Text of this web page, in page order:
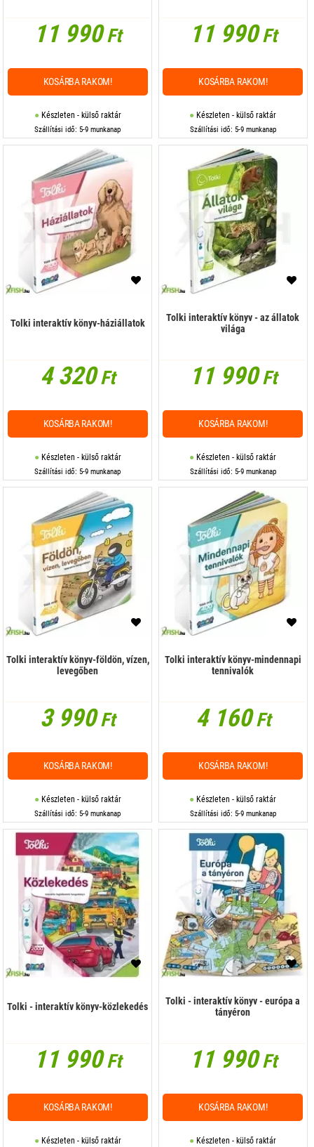
11 990Ft
Készleten - külső raktár
Szállítási idő: 5-9 munkanap
KOSÁRBA RAKOM!
11 990Ft
Készleten - külső raktár
Szállítási idő: 5-9 munkanap
KOSÁRBA RAKOM!
Tolki interaktív könyv-háziállatok
4 320Ft
Készleten - külső raktár
Szállítási idő: 5-9 munkanap
KOSÁRBA RAKOM!
Tolki interaktív könyv - az állatok
világa
11 990Ft
Készleten - külső raktár
Szállítási idő: 5-9 munkanap
KOSÁRBA RAKOM!
Tolki interaktív könyv-földön, vízen,
levegőben
3 990Ft
Készleten - külső raktár
Szállítási idő: 5-9 munkanap
KOSÁRBA RAKOM!
Tolki interaktív könyv-mindennapi
tennivalók
4 160Ft
Készleten - külső raktár
Szállítási idő: 5-9 munkanap
KOSÁRBA RAKOM!
Tolki - interaktív könyv-közlekedés
11 990Ft
Készleten - külső raktár
KOSÁRBA RAKOM!
Tolki - interaktív könyv - európa a
tányéron
11 990Ft
Készleten - külső raktár
KOSÁRBA RAKOM!